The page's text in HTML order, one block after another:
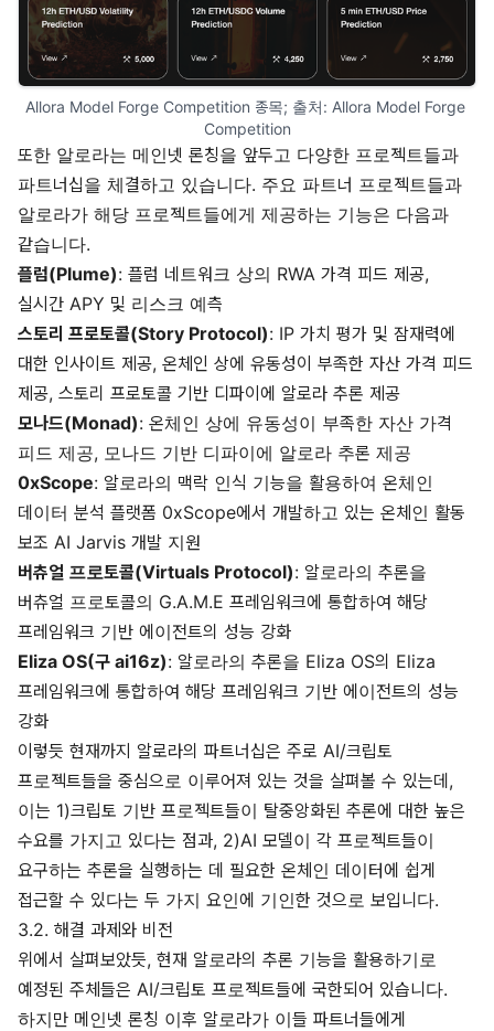
Allora Model Forge Competition 종목; 출처: Allora Model Forge
Competition
또한 알로라는 메인넷 론칭을 앞두고 다양한 프로젝트들과
파트너십을 체결하고 있습니다. 주요 파트너 프로젝트들과
알로라가 해당 프로젝트들에게 제공하는 기능은 다음과
같습니다.
플럼(Plume): 플럼 네트워크 상의 RWA 가격 피드 제공,
실시간 APY 및 리스크 예측
스토리 프로토콜(Story Protocol): IP 가치 평가 및 잠재력에
대한 인사이트 제공, 온체인 상에 유동성이 부족한 자산 가격 피드
제공, 스토리 프로토콜 기반 디파이에 알로라 추론 제공
모나드(Monad): 온체인 상에 유동성이 부족한 자산 가격
피드 제공, 모나드 기반 디파이에 알로라 추론 제공
0xScope: 알로라의 맥락 인식 기능을 활용하여 온체인
데이터 분석 플랫폼 0xScope에서 개발하고 있는 온체인 활동
보조 AI Jarvis 개발 지원
버츄얼 프로토콜(Virtuals Protocol): 알로라의 추론을
버츄얼 프로토콜의 G.A.M.E 프레임워크에 통합하여 해당
프레임워크 기반 에이전트의 성능 강화
Eliza OS(구 ai16z): 알로라의 추론을 Eliza OS의 Eliza
프레임워크에 통합하여 해당 프레임워크 기반 에이전트의 성능
강화
이렇듯 현재까지 알로라의 파트너십은 주로 AI/크립토
프로젝트들을 중심으로 이루어져 있는 것을 살펴볼 수 있는데,
이는 1)크립토 기반 프로젝트들이 탈중앙화된 추론에 대한 높은
수요를 가지고 있다는 점과, 2)AI 모델이 각 프로젝트들이
요구하는 추론을 실행하는 데 필요한 온체인 데이터에 쉽게
접근할 수 있다는 두 가지 요인에 기인한 것으로 보입니다.
3.2. 해결 과제와 비전
위에서 살펴보았듯, 현재 알로라의 추론 기능을 활용하기로
예정된 주체들은 AI/크립토 프로젝트들에 국한되어 있습니다.
하지만 메인넷 론칭 이후 알로라가 이들 파트너들에게